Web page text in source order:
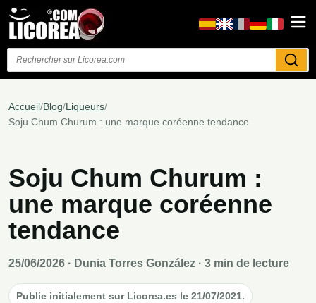
Rechercher
Accueil/Blog/Liqueurs/
Soju Chum Churum : une marque coréenne tendance
Soju Chum Churum :
une marque coréenne
tendance
25/06/2026 · Dunia Torres González · 3 min de lecture
Publie initialement sur Licorea.es le 21/07/2021.